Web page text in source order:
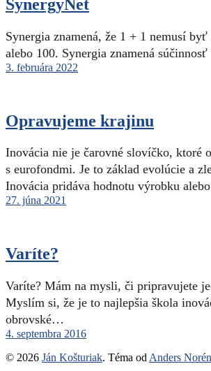
SynergyNet
Synergia znamená, že 1 + 1 nemusí
alebo 100. Synergia znamená
3. februára 2022
Opravujeme krajinu
Inovácia nie je čarovné slovíčko, ktoré
s eurofondmi. Je to základ evolúcie a
Inovácia pridáva hodnotu výrobku
27. júna 2021
Varíte?
Varíte? Mám na mysli, či pripravujete
Myslím si, že je to najlepšia škola
obrovské…
4. septembra 2016
© 2026 Ján Košturiak. Téma od Anders Norén